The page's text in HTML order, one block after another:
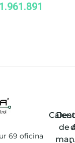
1.961.891
69 oficina
de